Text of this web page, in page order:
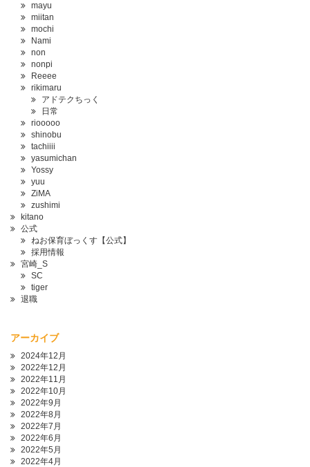
mayu
miitan
mochi
Nami
non
nonpi
Reeee
rikimaru
アドテクちっく
日常
riooooo
shinobu
tachiiii
yasumichan
Yossy
yuu
ZiMA
zushimi
kitano
公式
ねお保育ぼっくす【公式】
採用情報
宮崎_S
SC
tiger
退職
アーカイブ
2024年12月
2022年12月
2022年11月
2022年10月
2022年9月
2022年8月
2022年7月
2022年6月
2022年5月
2022年4月